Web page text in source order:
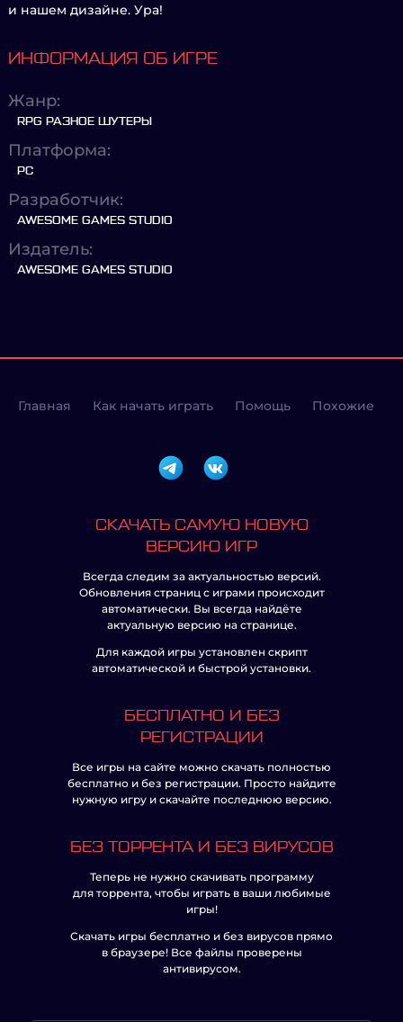
и нашем дизайне. Ура!
ИНФОРМАЦИЯ ОБ ИГРЕ
Жанр:
RPG РАЗНОЕ ШУТЕРЫ
Платформа:
PC
Разработчик:
AWESOME GAMES STUDIO
Издатель:
AWESOME GAMES STUDIO
Главная Как начать играть Помощь Похожие
СКАЧАТЬ САМУЮ НОВУЮ
ВЕРСИЮ ИГР
Всегда следим за актуальностью версий.
Обновления страниц с играми происходит
автоматически. Вы всегда найдёте
актуальную версию на странице.
Для каждой игры установлен скрипт
автоматической и быстрой установки.
БЕСПЛАТНО И БЕЗ
РЕГИСТРАЦИИ
Все игры на сайте можно скачать полностью
бесплатно и без регистрации. Просто найдите
нужную игру и скачайте последнюю версию.
БЕЗ ТОРРЕНТА И БЕЗ ВИРУСОВ
Теперь не нужно скачивать программу
для торрента, чтобы играть в ваши любимые
игры!
Скачать игры бесплатно и без вирусов прямо
в браузере! Все файлы проверены
антивирусом.